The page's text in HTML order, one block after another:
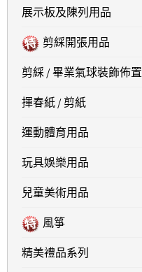
展示板及陳列用品
剪綵開張用品
剪綵 / 畢業氣球裝飾佈置
揮春紙 / 剪紙
運動體育用品
玩具娛樂用品
兒童美術用品
風箏
精美禮品系列